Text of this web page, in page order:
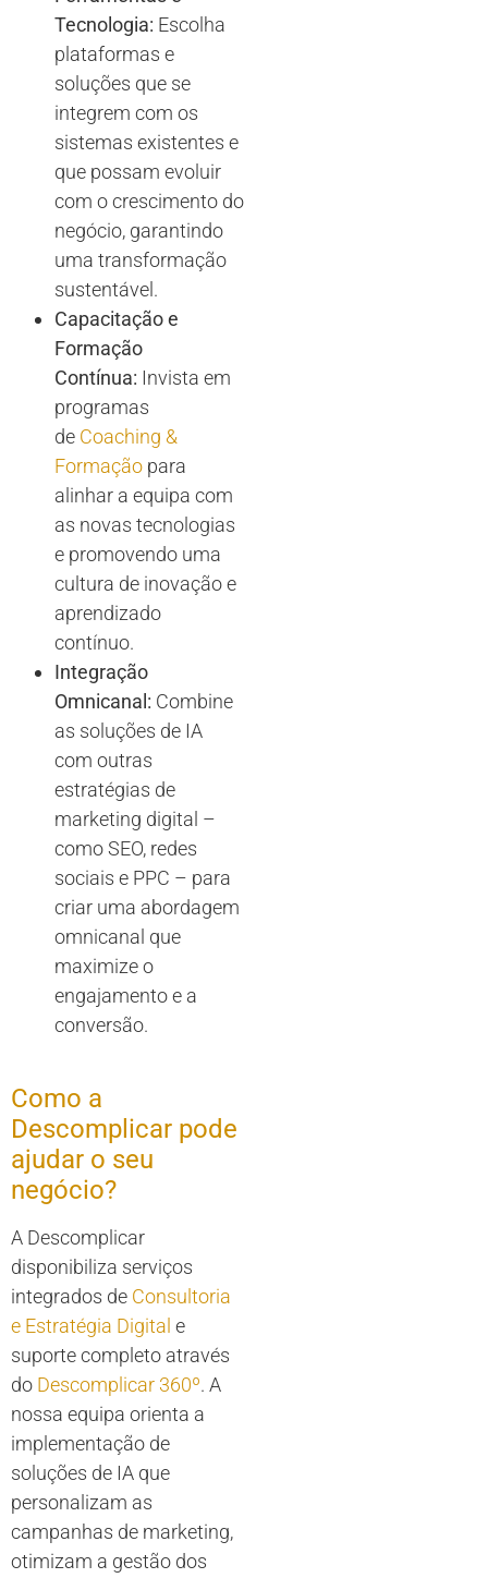
Tecnologia: Escolha
plataformas e
soluções que se
integrem com os
sistemas existentes e
que possam evoluir
com o crescimento do
negócio, garantindo
uma transformação
sustentável.
Capacitação e
Formação
Contínua: Invista em
programas
de Coaching &
Formação para
alinhar a equipa com
as novas tecnologias
e promovendo uma
cultura de inovação e
aprendizado
contínuo.
Integração
Omnicanal: Combine
as soluções de IA
com outras
estratégias de
marketing digital –
como SEO, redes
sociais e PPC – para
criar uma abordagem
omnicanal que
maximize o
engajamento e a
conversão.
Como a
Descomplicar pode
ajudar o seu
negócio?
A Descomplicar
disponibiliza serviços
integrados de Consultoria
e Estratégia Digital e
suporte completo através
do Descomplicar 360º. A
nossa equipa orienta a
implementação de
soluções de IA que
personalizam as
campanhas de marketing,
otimizam a gestão dos